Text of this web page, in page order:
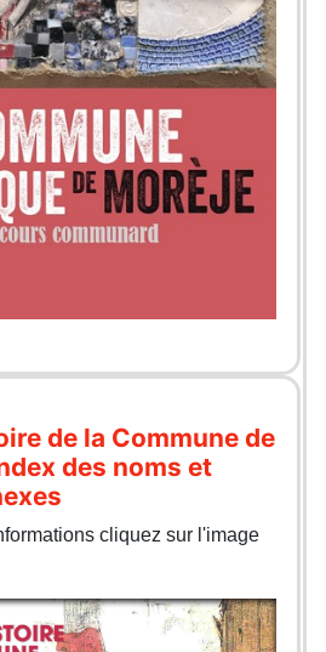
de la Commune de
des noms et
cliquez sur l'image